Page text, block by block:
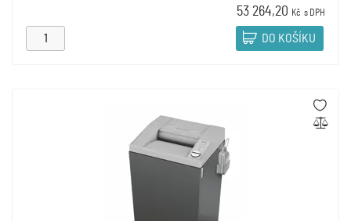
53 264,20 Kč s DPH
DO KOŠÍKU